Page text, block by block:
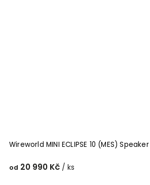
Wireworld MINI ECLIPSE 10 (MES)
od 20 990 Kč / ks